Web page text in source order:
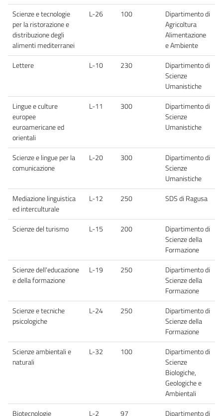
Scienze e tecnologie
per la ristorazione e
distribuzione degli
alimenti mediterranei
L-26 100
Dipartimento di
Agricoltura
Alimentazione
e Ambiente
Lettere
L-10 230
Dipartimento di
Scienze
Umanistiche
Lingue e culture
europee
euroamericane ed
orientali
L-11 300
Dipartimento di
Scienze
Umanistiche
Scienze e lingue per la
comunicazione
L-20 300
Dipartimento di
Scienze
Umanistiche
Mediazione linguistica
ed interculturale
L-12 250 SDS di Ragusa
Scienze del turismo L-15 200
Dipartimento di
Scienze della
Formazione
Scienze dell'educazione
e della formazione
L-19 250
Dipartimento di
Scienze della
Formazione
Scienze e tecniche
psicologiche
L-24 250
Dipartimento di
Scienze della
Formazione
Scienze ambientali e
naturali
L-32 100
Dipartimento di
Scienze
Biologiche,
Geologiche e
Ambientali
Biotecnologie
L-2 97
Dipartimento di